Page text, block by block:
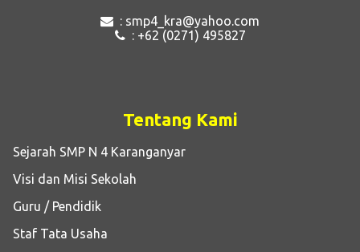
: smp4_kra@yahoo.com
: +62 (0271) 495827
Tentang Kami
Sejarah SMP N 4 Karanganyar
Visi dan Misi Sekolah
Guru / Pendidik
Staf Tata Usaha